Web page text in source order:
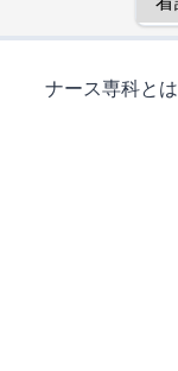
ナース専科とは